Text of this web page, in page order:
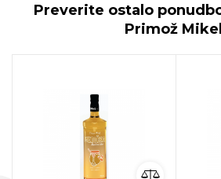
Preverite ostalo
Primož